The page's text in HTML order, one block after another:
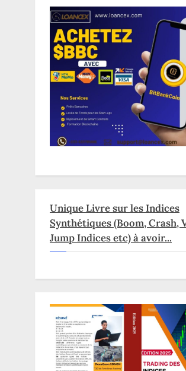
Unique Livre sur les Indices
Synthétiques (Boom, Crash,
Jump Indices etc) à avoir...